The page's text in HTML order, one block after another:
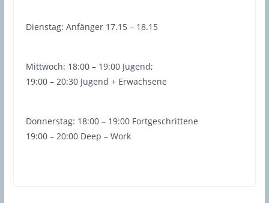
Dienstag: Anfänger 17.15 – 18.15
Mittwoch: 18:00 – 19:00Jugend;
19:00 – 20:30Jugend + Erwachsene
Donnerstag: 18:00 – 19:00Fortgeschrittene
19:00 – 20:00Deep – Work